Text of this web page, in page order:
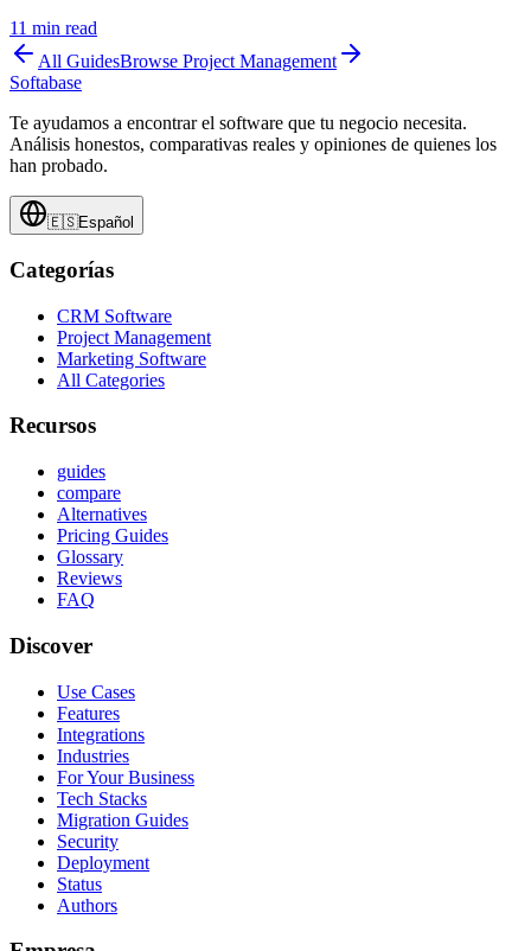
11 min read
All GuidesBrowse Project Management
Softabase
Te ayudamos a encontrar el software que tu negocio necesita.
Análisis honestos, comparativas reales y opiniones de quienes los
han probado.
🇪🇸Español
Categorías
CRM Software
Project Management
Marketing Software
All Categories
Recursos
guides
compare
Alternatives
Pricing Guides
Glossary
Reviews
FAQ
Discover
Use Cases
Features
Integrations
Industries
For Your Business
Tech Stacks
Migration Guides
Security
Deployment
Status
Authors